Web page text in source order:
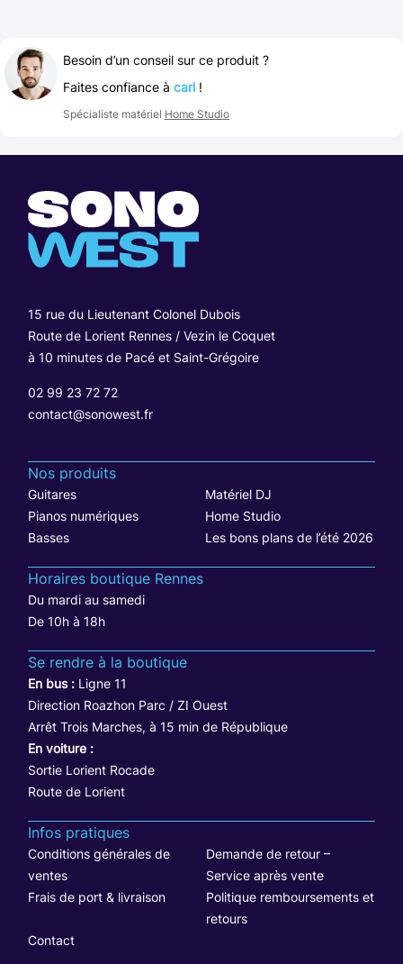
Besoin d’un conseil sur ce produit ?
Faites confiance à carl !
Spécialiste matériel Home Studio
15 rue du Lieutenant Colonel Dubois
Route de Lorient Rennes / Vezin le Coquet
à 10 minutes de Pacé et Saint-Grégoire
02 99 23 72 72
contact@sonowest.fr
Nos produits
Guitares
Matériel DJ
Pianos numériques
Home Studio
Basses
Les bons plans de l’été 2026
Horaires boutique Rennes
Du mardi au samedi
De 10h à 18h
Se rendre à la boutique
En bus : Ligne 11
Direction Roazhon Parc / ZI Ouest
Arrêt Trois Marches, à 15 min de République
En voiture :
Sortie Lorient Rocade
Route de Lorient
Infos pratiques
Conditions générales de
ventes
Demande de retour –
Service après vente
Frais de port & livraison
Politique remboursements et
retours
Contact